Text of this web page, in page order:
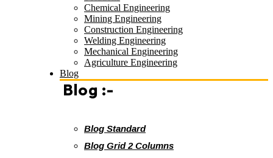
Chemical Engineering
Mining Engineering
Construction Engineering
Welding Engineering
Mechanical Engineering
Agriculture Engineering
Blog
Blog :-
Blog Standard
Blog Grid 2 Columns